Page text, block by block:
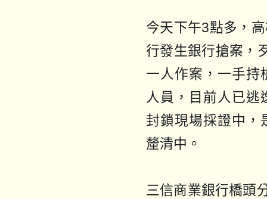
今天下午3點多，
行發生銀行搶案，
一人作案，一手持
人員，目前人已逃
封鎖現場採證中，
三信商業銀行橋頭